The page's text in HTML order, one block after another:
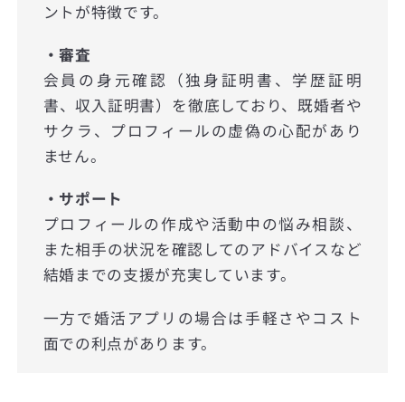
ントが特徴です。
・審査
会員の身元確認（独身証明書、学歴証明
書、収入証明書）を徹底しており、既婚者や
サクラ、プロフィールの虚偽の心配があり
ません。
・サポート
プロフィールの作成や活動中の悩み相談、
また相手の状況を確認してのアドバイスなど
結婚までの支援が充実しています。
一方で婚活アプリの場合は手軽さやコスト
面での利点があります。